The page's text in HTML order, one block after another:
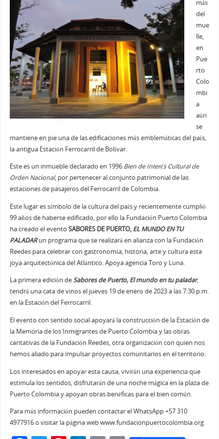
más
del
mue
lle,
en
Pue
rto
Colo
mbi
a
aún
se
mantiene en pie una de las edificaciones más emblemáticas del país,
la antigua Estación Ferrocarril de Bolívar.
Este es un inmueble declarado en 1996 Bien de Interés Cultural de
Orden Nacional, por pertenecer al conjunto patrimonial de las
estaciones de pasajeros del Ferrocarril de Colombia.
Este lugar es símbolo de la cultura del país y recientemente cumplió
99 años de haberse edificado, por ello la Fundación Puerto Colombia
ha creado el evento SABORES DE PUERTO, EL MUNDO EN TU
PALADARun programa que se realizará en alianza con la Fundación
Reedes para celebrar con gastronomía, historia, arte y cultura esta
joya arquitectónica del Atlántico. Apoya agencia Toro y Luna.
La primera edición deSabores de Puerto, El mundo en tu paladar,
tendrá una cata de vinos el jueves 19 de enero de 2023 a las 7:30 p.m.
en la Estación del Ferrocarril.
El evento con sentido social apoyará la construcción de la Estación de
la Memoria de los Inmigrantes de Puerto Colombia y las obras
caritativas de la Fundación Reedes, otra organización con quien nos
hemos aliado para impulsar proyectos comunitarios en el territorio.
Los interesados en apoyar esta causa, vivirán una experiencia que
estimula los sentidos, disfrutarán de una noche mágica en la plaza de
Puerto Colombia y apoyan obras benéficas para el bien común.
Para más información pueden contactar el WhatsApp +57 310
4977916 o visitar la página web www.fundacionpuertocolombia.org